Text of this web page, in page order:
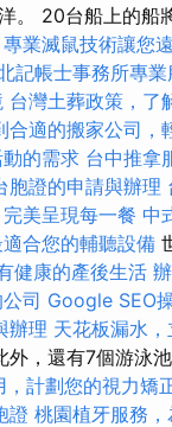
。 20台船上的船
業滅鼠技術讓您
記帳士事務所專業
台灣土葬政策，了
合適的搬家公司，
的需求 台中推拿
胞證的申請與辦理
美呈現每一餐 中
合您的輔聽設備
健康的產後生活
司 Google SEO
辦理 天花板漏水，
外，還有7個游泳
計劃您的視力矯
證 桃園植牙服務